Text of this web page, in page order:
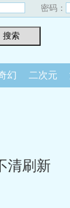
密码：
幻 二次元
清刷新